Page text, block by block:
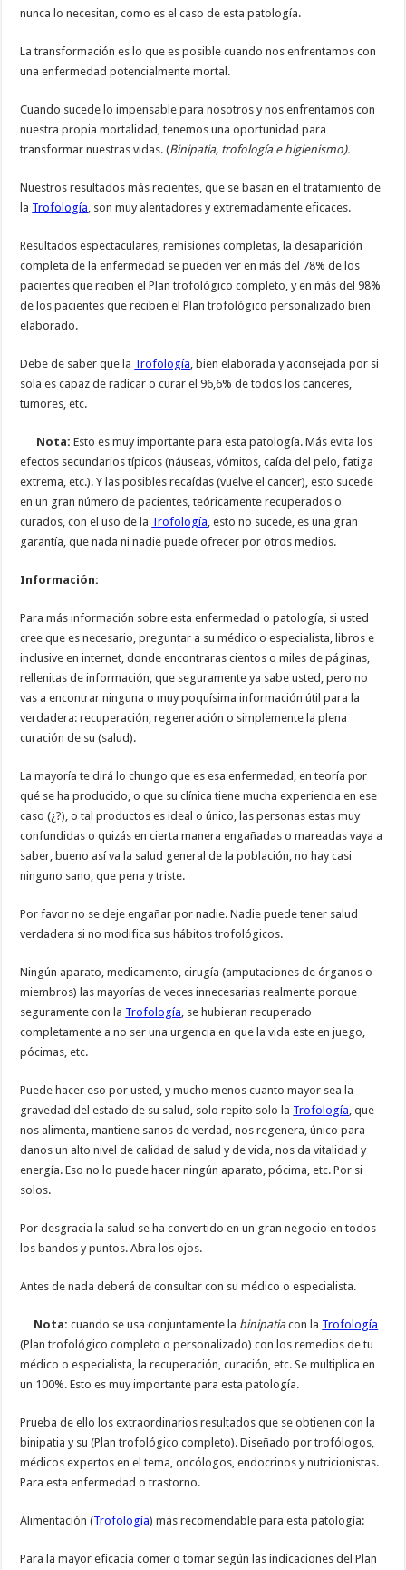
nunca lo necesitan, como es el caso de esta patología.
La transformación es lo que es posible cuando nos enfrentamos con
una enfermedad potencialmente mortal.
Cuando sucede lo impensable para nosotros y nos enfrentamos con
nuestra propia mortalidad, tenemos una oportunidad para
transformar nuestras vidas. (Binipatia, trofología e higienismo).
Nuestros resultados más recientes, que se basan en el tratamiento de
la Trofología , son muy alentadores y extremadamente eficaces.
Resultados espectaculares, remisiones completas, la desaparición
completa de la enfermedad se pueden ver en más del 78% de los
pacientes que reciben el Plan trofológico completo, y en más del 98%
de los pacientes que reciben el Plan trofológico personalizado bien
elaborado.
Debe de saber que la Trofología , bien elaborada y aconsejada por si
sola es capaz de radicar o curar el 96,6% de todos los canceres,
tumores, etc.
Nota:Esto es muy importante para esta patología. Más evita los
efectos secundarios típicos (náuseas, vómitos, caída del pelo, fatiga
extrema, etc.). Y las posibles recaídas (vuelve el cancer), esto sucede
en un gran número de pacientes, teóricamente recuperados o
curados, con el uso de la Trofología , esto no sucede, es una gran
garantía, que nada ni nadie puede ofrecer por otros medios.
Información:
Para más información sobre esta enfermedad o patología, si usted
cree que es necesario, preguntar a su médico o especialista, libros e
inclusive en internet, donde encontraras cientos o miles de páginas,
rellenitas de información, que seguramente ya sabe usted, pero no
vas a encontrar ninguna o muy poquísima información útil para la
verdadera: recuperación, regeneración o simplemente la plena
curación de su (salud).
La mayoría te dirá lo chungo que es esa enfermedad, en teoría por
qué se ha producido, o que su clínica tiene mucha experiencia en ese
caso (¿?), o tal productos es ideal o único, las personas estas muy
confundidas o quizás en cierta manera engañadas o mareadas vaya a
saber, bueno así va la salud general de la población, no hay casi
ninguno sano, que pena y triste.
Por favor no se deje engañar por nadie. Nadie puede tener salud
verdadera si no modifica sus hábitos trofológicos.
Ningún aparato, medicamento, cirugía (amputaciones de órganos o
miembros) las mayorías de veces innecesarias realmente porque
seguramente con la Trofología , se hubieran recuperado
completamente a no ser una urgencia en que la vida este en juego,
pócimas, etc.
Puede hacer eso por usted, y mucho menos cuanto mayor sea la
gravedad del estado de su salud, solo repito solo la Trofología , que
nos alimenta, mantiene sanos de verdad, nos regenera, único para
danos un alto nivel de calidad de salud y de vida, nos da vitalidad y
energía. Eso no lo puede hacer ningún aparato, pócima, etc. Por si
solos.
Por desgracia la salud se ha convertido en un gran negocio en todos
los bandos y puntos. Abra los ojos.
Antes de nada deberá de consultar con su médico o especialista.
Nota:cuando se usa conjuntamente la binipatiacon la Trofología
(Plan trofológico completo o personalizado) con los remedios de tu
médico o especialista, la recuperación, curación, etc. Se multiplica en
un 100%. Esto es muy importante para esta patología.
Prueba de ello los extraordinarios resultados que se obtienen con la
binipatia y su (Plan trofológico completo). Diseñado por trofólogos,
médicos expertos en el tema, oncólogos, endocrinos y nutricionistas.
Para esta enfermedad o trastorno.
Alimentación (Trofología) más recomendable para esta patología:
Para la mayor eficacia comer o tomar según las indicaciones del Plan